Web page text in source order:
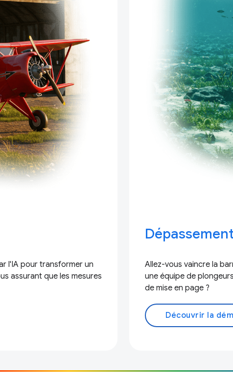
l'IA pour transformer un
assurant que les mesures
Allez-vous vaincre la
une équipe de
de mise en page ?
Découvrir la